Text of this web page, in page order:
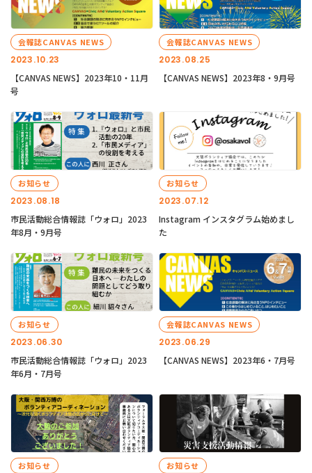
2023.10.23
会報誌CANVAS NEWS
【CANVAS NEWS】2023年10・11月
号
2023.08.25
会報誌CANVAS NEWS
【CANVAS NEWS】2023年8・9月号
2023.08.18
お知らせ
市民活動総合情報誌「ウォロ」2023
年8月・9月号
2023.07.12
お知らせ
Instagram インスタグラム始めまし
た
2023.06.30
お知らせ
市民活動総合情報誌「ウォロ」2023
年6月・7月号
2023.06.29
会報誌CANVAS NEWS
【CANVAS NEWS】2023年6・7月号
お知らせ お知らせ